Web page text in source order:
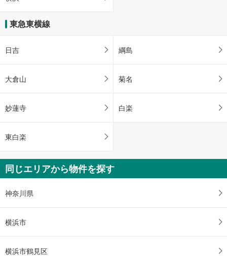
東急東横線
日吉 綱島
大倉山 菊名
妙蓮寺 白楽
東白楽
同じエリアから物件を探す
神奈川県
横浜市
横浜市鶴見区